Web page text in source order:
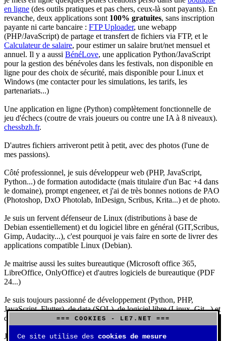
en ligne (des outils pratiques et pas chers, ceux-là sont payants). En
revanche, deux applications sont 100% gratuites, sans inscription
payante ni carte bancaire : FTP Uploader, une webapp
(PHP/JavaScript) de partage et transfert de fichiers via FTP, et le
Calculateur de salaire, pour estimer un salaire brut/net mensuel et
annuel. Il y a aussi BénéLove, une application Python/JavaScript
pour la gestion des bénévoles dans les festivals, non disponible en
ligne pour des choix de sécurité, mais disponible pour Linux et
Windows (me contacter pour les simulations, les tarifs, les
partenariats...)
Une application en ligne (Python) complètement fonctionnelle de
jeu d'échecs (coutre de vrais joueurs ou contre une IA à 8 niveaux).
chessbzh.fr.
D'autres fichiers arriveront petit à petit, avec des photos (l'une de
mes passions).
Côté professionnel, je suis développeur web (PHP, JavaScript,
Python...) de formation autodidacte (mais titulaire d'un Bac +4 dans
le domaine), prompt engeneer, et j'ai de très bonnes notions de PAO
(Photoshop, DxO Photolab, InDesign, Scribus, Krita...) et de photo.
Je suis un fervent défenseur de Linux (distributions à base de
Debian essentiellement) et du logiciel libre en général (GIT,Scribus,
Gimp, Audacity...), c'est pourquoi je vais faire en sorte de livrer des
applications compatible Linux (Debian).
Je maitrise aussi les suites bureautique (Microsoft office 365,
LibreOffice, OnlyOffice) et d'autres logiciels de bureautique (PDF
24...)
Je suis toujours passionné de développement (Python, PHP,
JavaScript, Flutter), de data (SQL), de logiciel libre (Linux, Git...) et
d'IA (principalement Claude et DeepSeek).
J'aime jouer, surtout aux jeux de sociétés (Risk, Uno, Scrabble...),
=== COOKIES - LE7.NET ===
Ce site utilise des cookies de mesure